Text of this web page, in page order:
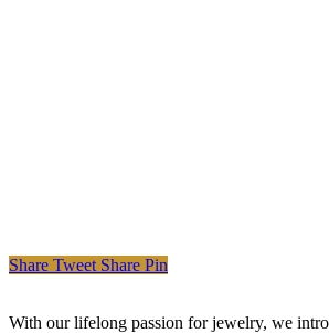
Share Tweet Share Pin
With our lifelong passion for jewelry, we